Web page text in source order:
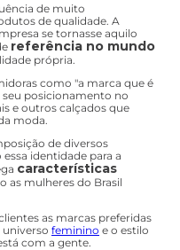
de muito
de qualidade. A
se tornasse aquilo
referência no mundo
própria.
como "a marca que é
seu posicionamento no
e outros calçados que
moda.
de diversos
identidade para a
características
as mulheres do Brasil
as marcas preferidas
feminino e o estilo
com a gente.